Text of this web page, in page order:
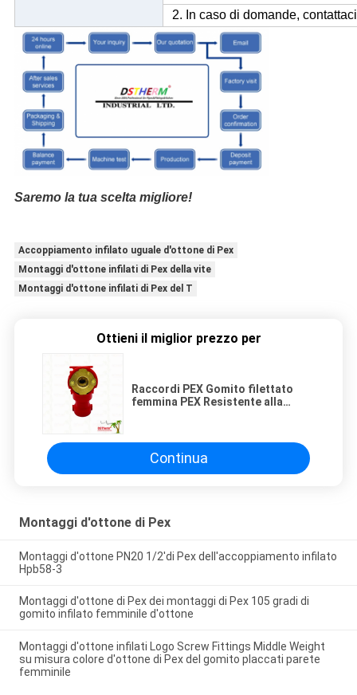
2. In caso di domande,
Saremo la tua scelta migliore!
Accoppiamento infilato uguale d'ottone di Pex
Montaggi d'ottone infilati di Pex della vite
Montaggi d'ottone infilati di Pex del T
Ottieni il miglior prezzo per
Raccordi PEX Gomito filettato
femmina PEX Resistente alla
Continua
Montaggi d'ottone di Pex
Montaggi d'ottone PN20 1/2'di Pex dell'accoppiamento infilato
Hpb58-3
Montaggi d'ottone di Pex dei montaggi di Pex 105 gradi di
gomito infilato femminile d'ottone
Montaggi d'ottone infilati Logo Screw Fittings Middle Weight
su misura colore d'ottone di Pex del gomito placcati parete
femminile